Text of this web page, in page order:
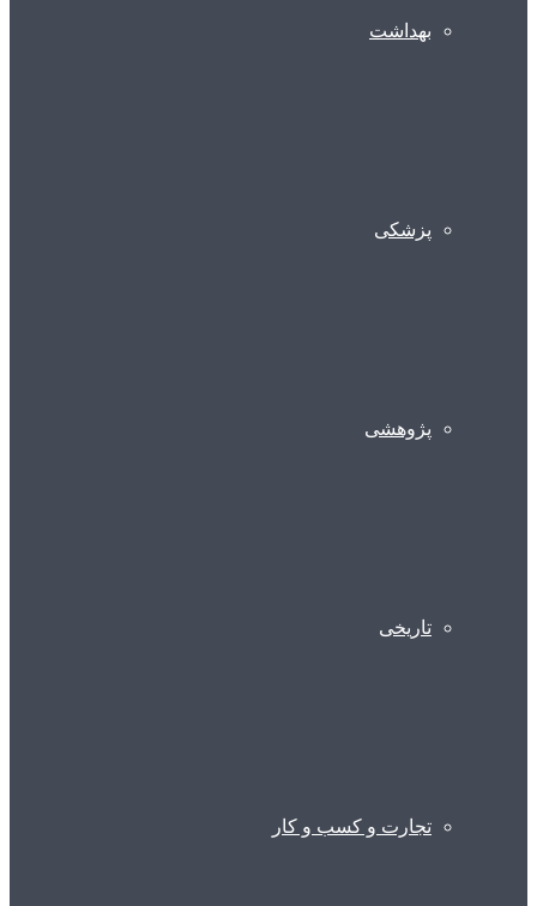
بهداشت
پزشکی
پژوهشی
تاریخی
تجارت و کسب و کار